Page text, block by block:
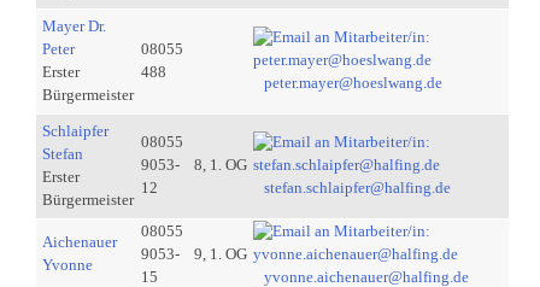
Mayer Dr.
Peter
Erster
Bürgermeister
08055
488
peter.mayer@hoeslwang.de
Schlaipfer
Stefan
Erster
Bürgermeister
08055
9053-
12
8, 1. OG
stefan.schlaipfer@halfing.de
Aichenauer
Yvonne
08055
9053-
15
9, 1. OG
yvonne.aichenauer@halfing.de